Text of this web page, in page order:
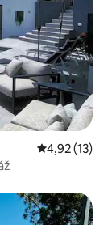
Priemerné
4,92 (13)